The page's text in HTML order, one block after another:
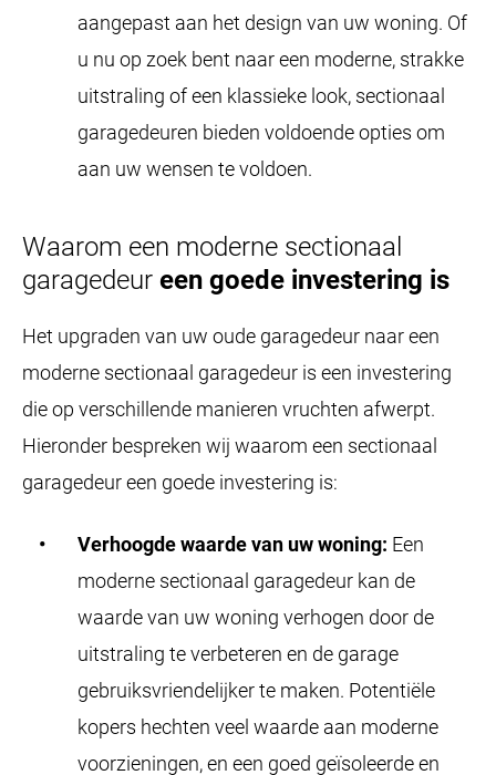
aangepast aan het design van uw woning. Of
u nu op zoek bent naar een moderne, strakke
uitstraling of een klassieke look, sectionaal
garagedeuren bieden voldoende opties om
aan uw wensen te voldoen.
Waarom een moderne sectionaal
garagedeureen goede investering is
Het upgraden van uw oude garagedeur naar een
moderne sectionaal garagedeur is een investering
die op verschillende manieren vruchten afwerpt.
Hieronder bespreken wij waarom een sectionaal
garagedeur een goede investering is:
Verhoogde waarde van uw woning: Een
moderne sectionaal garagedeur kan de
waarde van uw woning verhogen door de
uitstraling te verbeteren en de garage
gebruiksvriendelijker te maken. Potentiële
kopers hechten veel waarde aan moderne
voorzieningen, en een goed geïsoleerde en